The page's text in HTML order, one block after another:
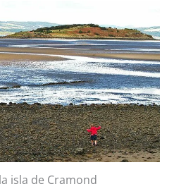
isla de Cramond